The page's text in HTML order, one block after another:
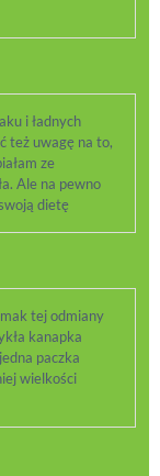
i ładnych
też uwagę na to,
ze
Ale na pewno
dietę
tej odmiany
kanapka
paczka
wielkości